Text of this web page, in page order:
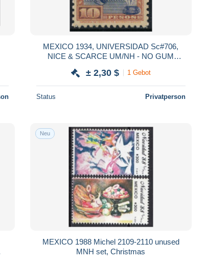
MEXICO 1934, UNIVERSIDAD Sc#706,
NICE & SCARCE UM/NH - NO GUM
± 2,30 $ 1 Gebot
Status Privatperson
Neu
MEXICO 1988 Michel 2109-2110 unused
MNH set, Christmas